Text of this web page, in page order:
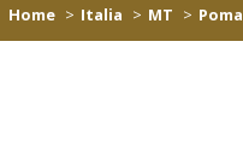
Home Italia MT